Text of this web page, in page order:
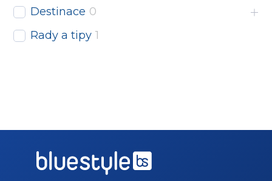
Destinace 0
Rady a tipy 1